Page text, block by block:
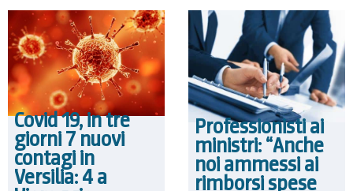
Covid 19, in tre
giorni 7 nuovi
contagi in
Versilia: 4 a
Professionisti ai
ministri: “Anche
noi ammessi ai
rimborsi spese